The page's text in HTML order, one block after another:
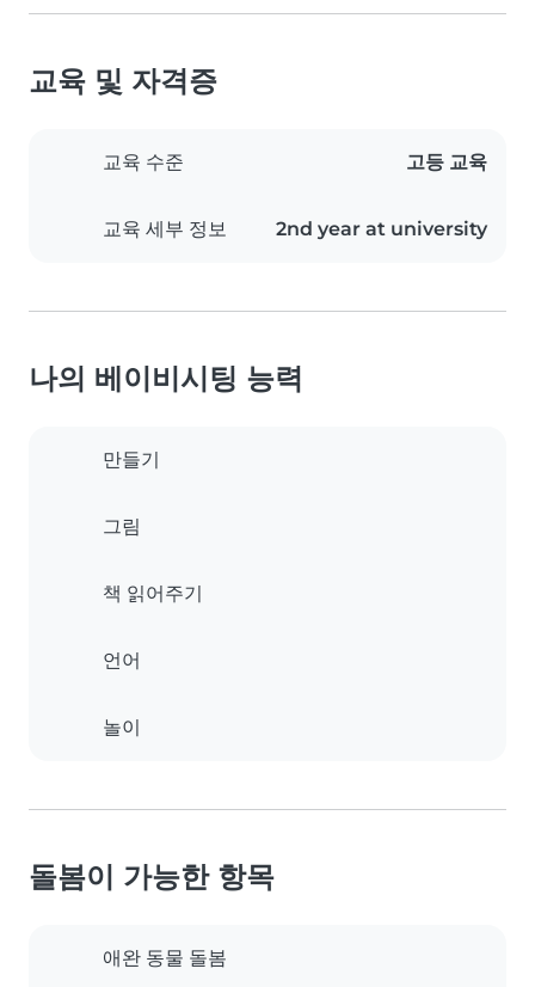
교육 및 자격증
교육 수준 고등 교육
교육 세부 정보 2nd year at university
나의 베이비시팅 능력
만들기
그림
책 읽어주기
언어
놀이
돌봄이 가능한 항목
애완 동물 돌봄